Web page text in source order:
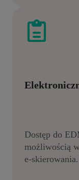
Dostęp do
możliwością
e‑skierowania.